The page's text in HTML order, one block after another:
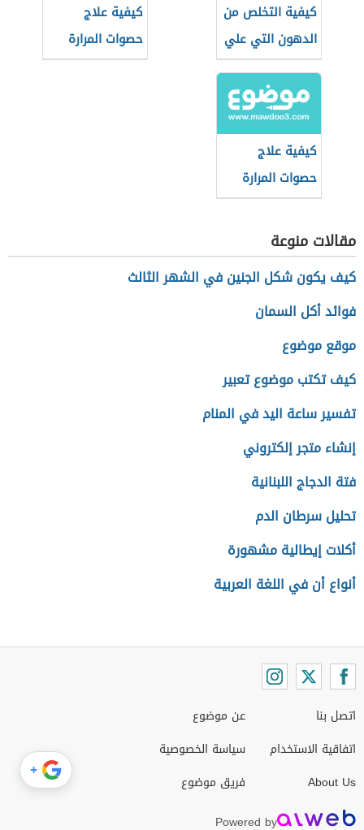
كيفية التخلص من
الدهون التي علي
الكبد
كيفية علاج
حصوات المرارة
بدون جراحة
كيفية علاج
حصوات المرارة
مقالات منوعة
كيف يكون شكل الجنين في الشهر الثالث
فوائد أكل السمان
موقع موضوع
كيف تكتب موضوع تعبير
تفسير ساعة اليد في المنام
إنشاء متجر إلكتروني
فتة الدجاج اللبنانية
تحليل سرطان الدم
أكلات إيطالية مشهورة
أنواع أن في اللغة العربية
اتصل بنا
اتفاقية الاستخدام
About Us
عن موضوع
سياسة الخصوصية
فريق موضوع
Powered by
+